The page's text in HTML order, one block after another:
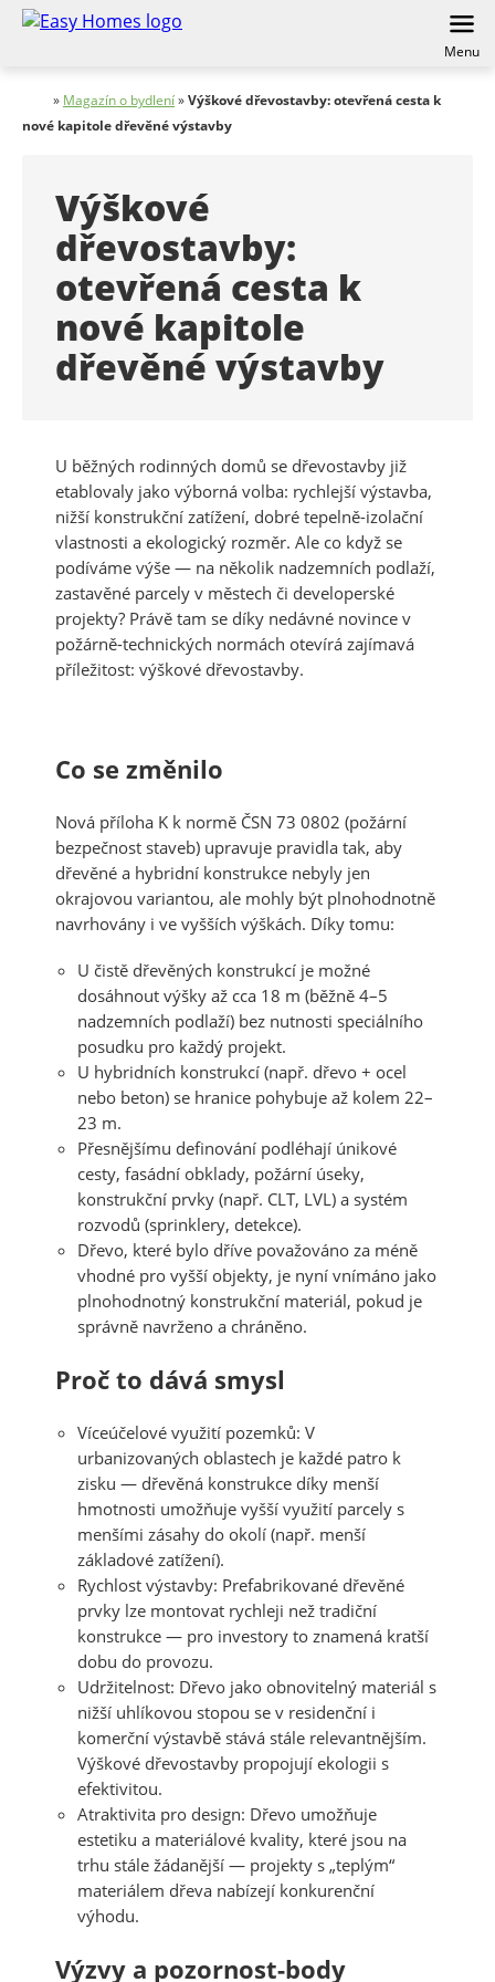
Menu
» Magazín o bydlení»Výškové dřevostavby: otevřená cesta k
nové kapitole dřevěné výstavby
Výškové
dřevostavby:
otevřená cesta k
nové kapitole
dřevěné výstavby
U běžných rodinných domů se dřevostavby již
etablovaly jako výborná volba: rychlejší výstavba,
nižší konstrukční zatížení, dobré tepelně-izolační
vlastnosti a ekologický rozměr. Ale co když se
podíváme výše — na několik nadzemních podlaží,
zastavěné parcely v městech či developerské
projekty? Právě tam se díky nedávné novince v
požárně-technických normách otevírá zajímavá
příležitost: výškové dřevostavby.
Co se změnilo
Nová příloha K k normě ČSN 73 0802 (požární
bezpečnost staveb) upravuje pravidla tak, aby
dřevěné a hybridní konstrukce nebyly jen
okrajovou variantou, ale mohly být plnohodnotně
navrhovány i ve vyšších výškách. Díky tomu:
U čistě dřevěných konstrukcí je možné
dosáhnout výšky až cca 18 m (běžně 4–5
nadzemních podlaží) bez nutnosti speciálního
posudku pro každý projekt.
U hybridních konstrukcí (např. dřevo + ocel
nebo beton) se hranice pohybuje až kolem 22–
23 m.
Přesnějšímu definování podléhají únikové
cesty, fasádní obklady, požární úseky,
konstrukční prvky (např. CLT, LVL) a systém
rozvodů (sprinklery, detekce).
Dřevo, které bylo dříve považováno za méně
vhodné pro vyšší objekty, je nyní vnímáno jako
plnohodnotný konstrukční materiál, pokud je
správně navrženo a chráněno.
Proč to dává smysl
Víceúčelové využití pozemků: V
urbanizovaných oblastech je každé patro k
zisku — dřevěná konstrukce díky menší
hmotnosti umožňuje vyšší využití parcely s
menšími zásahy do okolí (např. menší
základové zatížení).
Rychlost výstavby: Prefabrikované dřevěné
prvky lze montovat rychleji než tradiční
konstrukce — pro investory to znamená kratší
dobu do provozu.
Udržitelnost: Dřevo jako obnovitelný materiál s
nižší uhlíkovou stopou se v residenční i
komerční výstavbě stává stále relevantnějším.
Výškové dřevostavby propojují ekologii s
efektivitou.
Atraktivita pro design: Dřevo umožňuje
estetiku a materiálové kvality, které jsou na
trhu stále žádanější — projekty s „teplým“
materiálem dřeva nabízejí konkurenční
výhodu.
Výzvy a pozornost-body